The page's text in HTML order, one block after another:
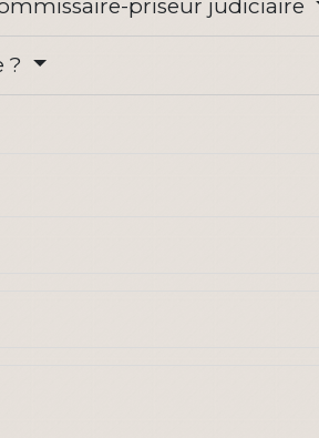
priseur judiciaire
?